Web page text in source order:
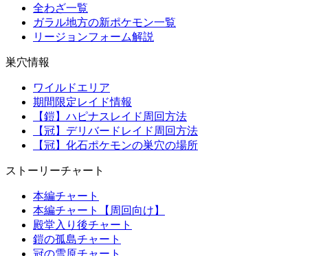
全わざ一覧
ガラル地方の新ポケモン一覧
リージョンフォーム解説
巣穴情報
ワイルドエリア
期間限定レイド情報
【鎧】ハピナスレイド周回方法
【冠】デリバードレイド周回方法
【冠】化石ポケモンの巣穴の場所
ストーリーチャート
本編チャート
本編チャート【周回向け】
殿堂入り後チャート
鎧の孤島チャート
冠の雪原チャート